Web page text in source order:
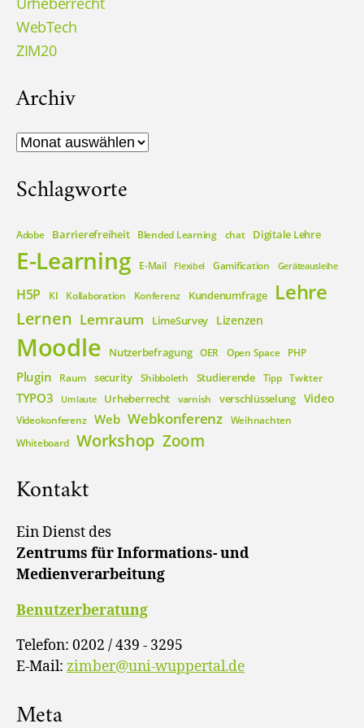
WebTech
ZIM20
Archiv
Archiv
Schlagworte
Adobe Barrierefreiheit Blended Learning chat Digitale Lehre
E-Learning E-Mail Flexibel Gamification Geräteausleihe
H5P KI Kollaboration Konferenz Kundenumfrage Lehre
Lernen Lernraum LimeSurvey Lizenzen
Moodle Nutzerbefragung OER Open Space PHP
Plugin Raum security Shibboleth Studierende Tipp Twitter
TYPO3 Umlaute Urheberrecht varnish verschlüsselung Video
Videokonferenz Web Webkonferenz Weihnachten
Whiteboard Workshop Zoom
Kontakt
Ein Dienst des
Zentrums für Informations- und
Medienverarbeitung
Benutzerberatung
Telefon: 0202 / 439 - 3295
E-Mail: zimber@uni-wuppertal.de
Meta